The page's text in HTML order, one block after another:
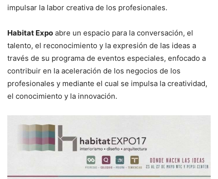
impulsar la labor creativa de los profesionales.
Habitat Expo abre un espacio para la conversación, el
talento, el reconocimiento y la expresión de las ideas a
través de su programa de eventos especiales, enfocado a
contribuir en la aceleración de los negocios de los
profesionales y mediante el cual se impulsa la creatividad,
el conocimiento y la innovación.